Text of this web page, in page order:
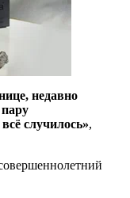
недавно
случилось»‎,